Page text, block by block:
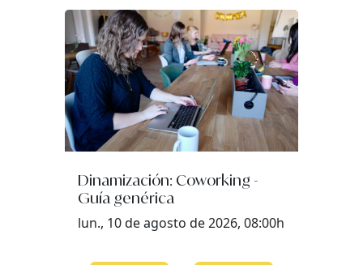
Dinamización: Coworking -
Guía genérica
lun., 10 de agosto de 2026, 08:00h